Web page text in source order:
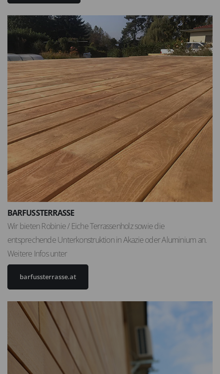
BARFUSSTERRASSE
Wir bieten Robinie / Eiche Terrassenholz sowie die
entsprechende Unterkonstruktion in Akazie oder Aluminium an.
Weitere Infos unter
barfussterrasse.at